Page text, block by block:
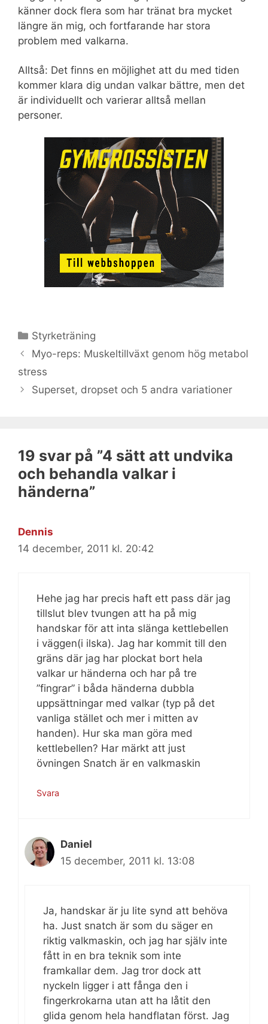
känner dock flera som har tränat bra mycket
längre än mig, och fortfarande har stora
problem med valkarna.
Alltså: Det finns en möjlighet att du med tiden
kommer klara dig undan valkar bättre, men det
är individuellt och varierar alltså mellan
personer.
Kategorier
Styrketräning
Myo-reps: Muskeltillväxt genom hög metabol
stress
Superset, dropset och 5 andra variationer
19 svar på ”4 sätt att undvika
och behandla valkar i
händerna”
Dennis
14 december, 2011 kl. 20:42
Hehe jag har precis haft ett pass där jag
tillslut blev tvungen att ha på mig
handskar för att inta slänga kettlebellen
i väggen(i ilska). Jag har kommit till den
gräns där jag har plockat bort hela
valkar ur händerna och har på tre
”fingrar” i båda händerna dubbla
uppsättningar med valkar (typ på det
vanliga stället och mer i mitten av
handen). Hur ska man göra med
kettlebellen? Har märkt att just
övningen Snatch är en valkmaskin
Svara
Daniel
15 december, 2011 kl. 13:08
Ja, handskar är ju lite synd att behöva
ha. Just snatch är som du säger en
riktig valkmaskin, och jag har själv inte
fått in en bra teknik som inte
framkallar dem. Jag tror dock att
nyckeln ligger i att fånga den i
fingerkrokarna utan att ha låtit den
glida genom hela handflatan först. Jag